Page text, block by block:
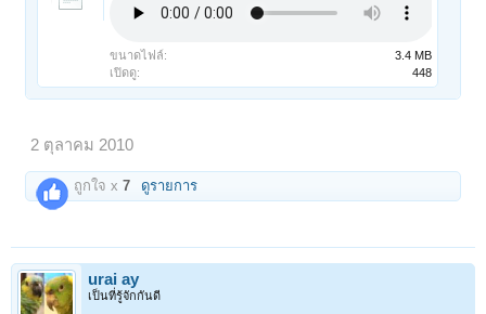
ขนาดไฟล์:
3.4 MB
เปิดดู:
448
2 ตุลาคม 2010
ถูกใจ x7 ดูรายการ
urai ay
เป็นที่รู้จักกันดี